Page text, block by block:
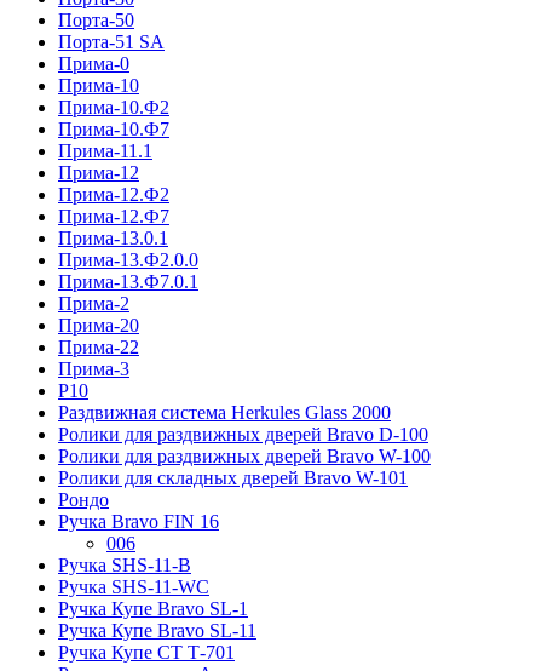
Порта-50
Порта-51 SA
Прима-0
Прима-10
Прима-10.Ф2
Прима-10.Ф7
Прима-11.1
Прима-12
Прима-12.Ф2
Прима-12.Ф7
Прима-13.0.1
Прима-13.Ф2.0.0
Прима-13.Ф7.0.1
Прима-2
Прима-20
Прима-22
Прима-3
Р10
Раздвижная система Herkules Glass 2000
Ролики для раздвижных дверей Bravo D-100
Ролики для раздвижных дверей Bravo W-100
Ролики для складных дверей Bravo W-101
Рондо
Ручка Bravo FIN 16
006
Ручка SHS-11-B
Ручка SHS-11-WC
Ручка Купе Bravo SL-1
Ручка Купе Bravo SL-11
Ручка Купе СТ Т-701